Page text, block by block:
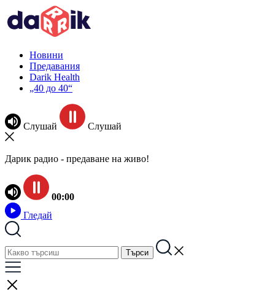
Новини
Предавания
Darik Health
„40 до 40“
Слушай Слушай
Дарик радио - предаване на живо!
00:00
Гледай